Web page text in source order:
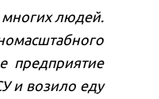
людей.
предприятие
и возило еду